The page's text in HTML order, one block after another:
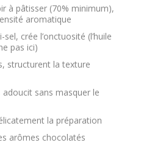
à pâtisser (70% minimum),
aromatique
crée l’onctuosité (l’huile
pas ici)
structurent la texture
adoucit sans masquer le
la préparation
arômes chocolatés